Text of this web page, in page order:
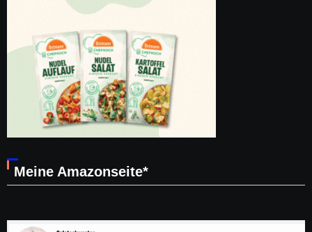
Meine Amazonseite*